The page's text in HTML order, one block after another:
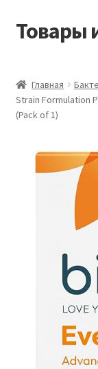
Перейти
Перейти
Товары
Виды доставки
Контакты
Оставить отзыв
Подтверждение
Главная
Strain Formulation
(Pack of 1)